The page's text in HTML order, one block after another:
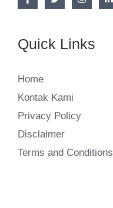
Quick Links
Home
Kontak Kami
Privacy Policy
Disclaimer
Terms and Conditions